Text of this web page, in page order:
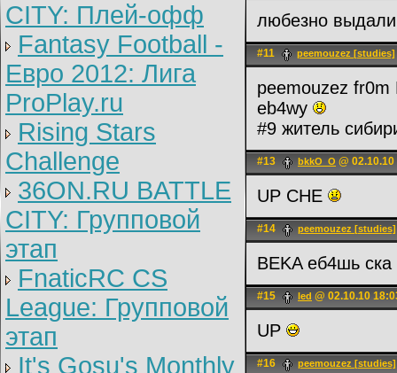
CITY: Плей-офф
Fantasy Football -
Евро 2012: Лига
ProPlay.ru
Rising Stars
Challenge
36ON.RU BATTLE
CITY: Групповой
этап
FnaticRC CS
League: Групповой
этап
It's Gosu's Monthly
любезно
#11 peemouzez [studies]
peemouzez fr0m
eb4wy
#9 житель
#13 bkkO_O @
UP CHE
#14 peemouzez [studies]
BEKA еб4шь ска
#15 led @ 02.10.10
UP
#16 peemouzez [studies]